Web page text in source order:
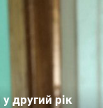
другий рік